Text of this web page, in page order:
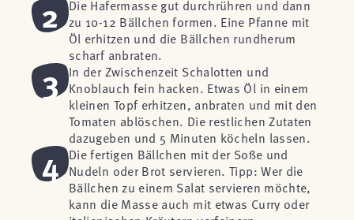
2
Die Hafermasse gut durchrühren und dann
zu 10-12 Bällchen formen. Eine Pfanne mit
Öl erhitzen und die Bällchen rundherum
scharf anbraten.
3
In der Zwischenzeit Schalotten und
Knoblauch fein hacken. Etwas Öl in einem
kleinen Topf erhitzen, anbraten und mit den
Tomaten ablöschen. Die restlichen Zutaten
dazugeben und 5 Minuten köcheln lassen.
4
Die fertigen Bällchen mit der Soße und
Nudeln oder Brot servieren. Tipp: Wer die
Bällchen zu einem Salat servieren möchte,
kann die Masse auch mit etwas Curry oder